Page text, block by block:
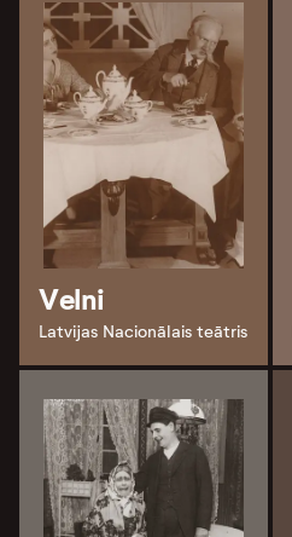
Velni
Latvijas Nacionālais teātris